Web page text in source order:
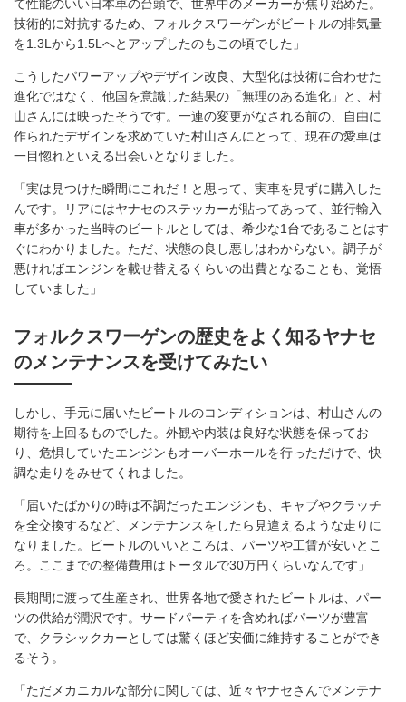
て性能のいい日本車の台頭で、世界中のメーカーが焦り始めた。
技術的に対抗するため、フォルクスワーゲンがビートルの排気量
を1.3Lから1.5Lへとアップしたのもこの頃でした」
こうしたパワーアップやデザイン改良、大型化は技術に合わせた
進化ではなく、他国を意識した結果の「無理のある進化」と、村
山さんには映ったそうです。一連の変更がなされる前の、自由に
作られたデザインを求めていた村山さんにとって、現在の愛車は
一目惚れといえる出会いとなりました。
「実は見つけた瞬間にこれだ！と思って、実車を見ずに購入した
んです。リアにはヤナセのステッカーが貼ってあって、並行輸入
車が多かった当時のビートルとしては、希少な1台であることはす
ぐにわかりました。ただ、状態の良し悪しはわからない。調子が
悪ければエンジンを載せ替えるくらいの出費となることも、覚悟
していました」
フォルクスワーゲンの歴史をよく知るヤナセ
のメンテナンスを受けてみたい
しかし、手元に届いたビートルのコンディションは、村山さんの
期待を上回るものでした。外観や内装は良好な状態を保ってお
り、危惧していたエンジンもオーバーホールを行っただけで、快
調な走りをみせてくれました。
「届いたばかりの時は不調だったエンジンも、キャブやクラッチ
を全交換するなど、メンテナンスをしたら見違えるような走りに
なりました。ビートルのいいところは、パーツや工賃が安いとこ
ろ。ここまでの整備費用はトータルで30万円くらいなんです」
長期間に渡って生産され、世界各地で愛されたビートルは、パー
ツの供給が潤沢です。サードパーティを含めればパーツが豊富
で、クラシックカーとしては驚くほど安価に維持することができ
るそう。
「ただメカニカルな部分に関しては、近々ヤナセさんでメンテナ